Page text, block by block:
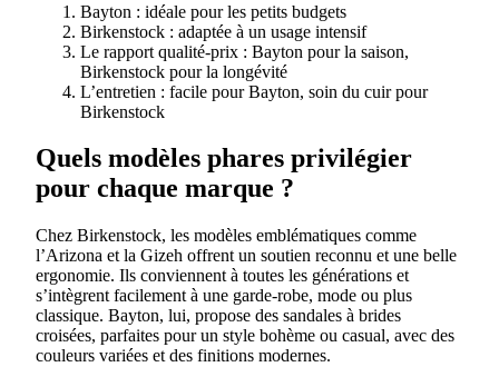
Bayton : idéale pour les petits budgets
Birkenstock : adaptée à un usage intensif
Le rapport qualité-prix : Bayton pour la saison,
Birkenstock pour la longévité
L’entretien : facile pour Bayton, soin du cuir pour
Birkenstock
Quels modèles phares privilégier
pour chaque marque ?
Chez Birkenstock, les modèles emblématiques comme
l’Arizona et la Gizeh offrent un soutien reconnu et une belle
ergonomie. Ils conviennent à toutes les générations et
s’intègrent facilement à une garde-robe, mode ou plus
classique. Bayton, lui, propose des sandales à brides
croisées, parfaites pour un style bohème ou casual, avec des
couleurs variées et des finitions modernes.